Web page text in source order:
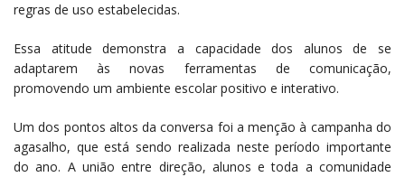
regras de uso estabelecidas.
Essa atitude demonstra a capacidade dos alunos de se
adaptarem às novas ferramentas de comunicação,
promovendo um ambiente escolar positivo e interativo.
Um dos pontos altos da conversa foi a menção à campanha do
agasalho, que está sendo realizada neste período importante
do ano. A união entre direção, alunos e toda a comunidade